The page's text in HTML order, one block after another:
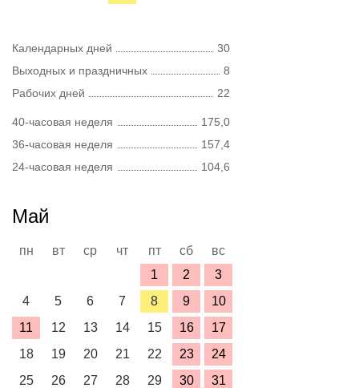
Календарных дней
30
Выходных и праздничных
8
Рабочих дней
22
40-часовая неделя
175,0
36-часовая неделя
157,4
24-часовая неделя
104,6
Май
пн вт ср чт пт сб
вс
1
2
3
4
5 6 7 8 9
10
11
12 13 14 15 16
17
18
19 20 21 22 23
24
25
26 27 28 29 30 31